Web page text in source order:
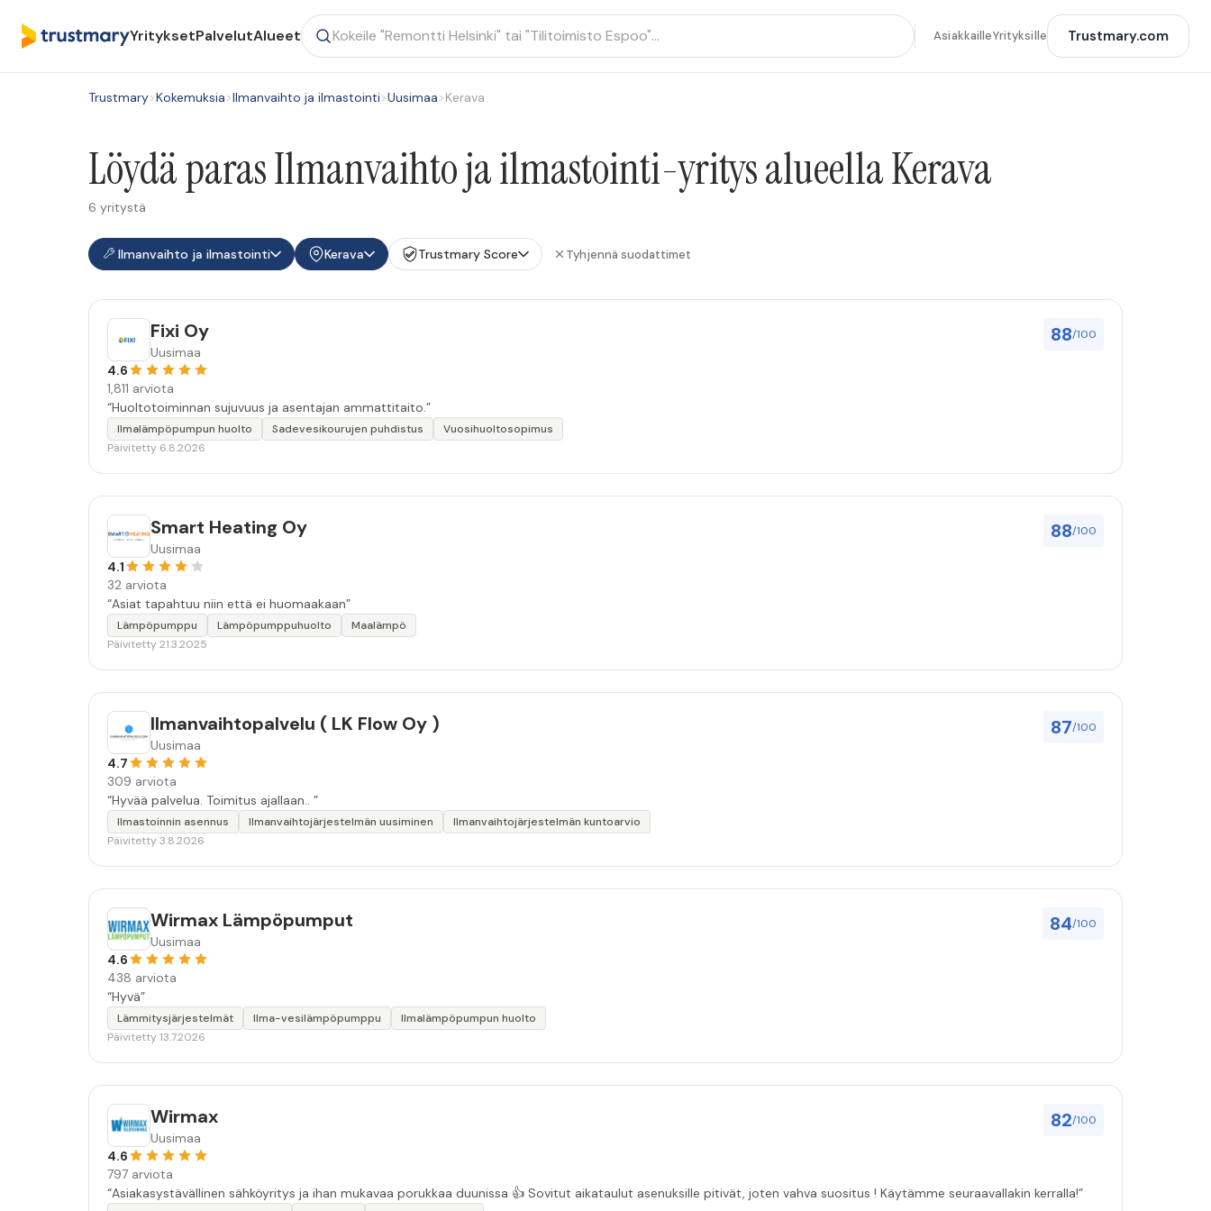
YrityksetPalvelutAlueet AsiakkailleYrityksille Trustmary.com
Trustmary>Kokemuksia>Ilmanvaihto ja ilmastointi>Uusimaa>Kerava
Löydä paras Ilmanvaihto ja ilmastointi-yritys alueella Kerava
6 yritystä
Ilmanvaihto ja ilmastointi Kerava Trustmary Score Tyhjennä suodattimet
88/100
Fixi Oy
Uusimaa
4.6
1,811 arviota
“Huoltotoiminnan sujuvuus ja asentajan ammattitaito.”
Ilmalämpöpumpun huolto Sadevesikourujen puhdistus
Vuosihuoltosopimus
Päivitetty 6.8.2026
88/100
Smart Heating Oy
Uusimaa
4.1
32 arviota
“Asiat tapahtuu niin että ei huomaakaan”
Lämpöpumppu Lämpöpumppuhuolto
Maalämpö
Päivitetty 21.3.2025
87/100
Ilmanvaihtopalvelu ( LK Flow Oy )
Uusimaa
4.7
309 arviota
“Hyvää palvelua. Toimitus ajallaan.. ”
Ilmastoinnin asennus Ilmanvaihtojärjestelmän uusiminen
Ilmanvaihtojärjestelmän kuntoarvio
Päivitetty 3.8.2026
84/100
Wirmax Lämpöpumput
Uusimaa
4.6
438 arviota
“Hyvä”
Lämmitysjärjestelmät Ilma-vesilämpöpumppu
Ilmalämpöpumpun huolto
Päivitetty 13.7.2026
82/100
Wirmax
Uusimaa
4.6
797 arviota
“Asiakasystävällinen sähköyritys ja ihan mukavaa porukkaa duunissa 👍 Sovitut aikataulut asenuksille pitivät, joten vahva suositus ! Käytämme seuraavallakin kerralla!”